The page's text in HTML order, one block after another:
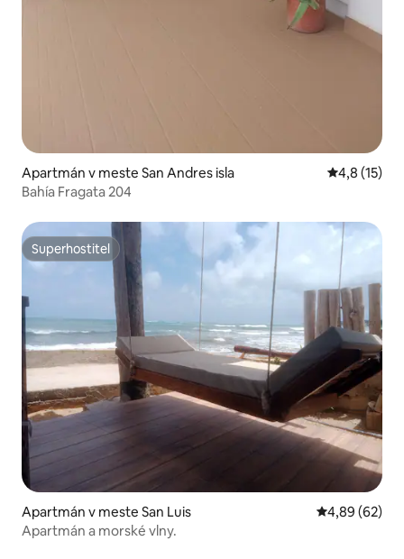
Apartmán v meste San Andres isla Priemerné
4,8 (15)
Bahía Fragata 204
Superhostiteľ
Superhostiteľ
Apartmán v meste San Luis Priemerné
4,89 (62)
Apartmán a morské vlny.